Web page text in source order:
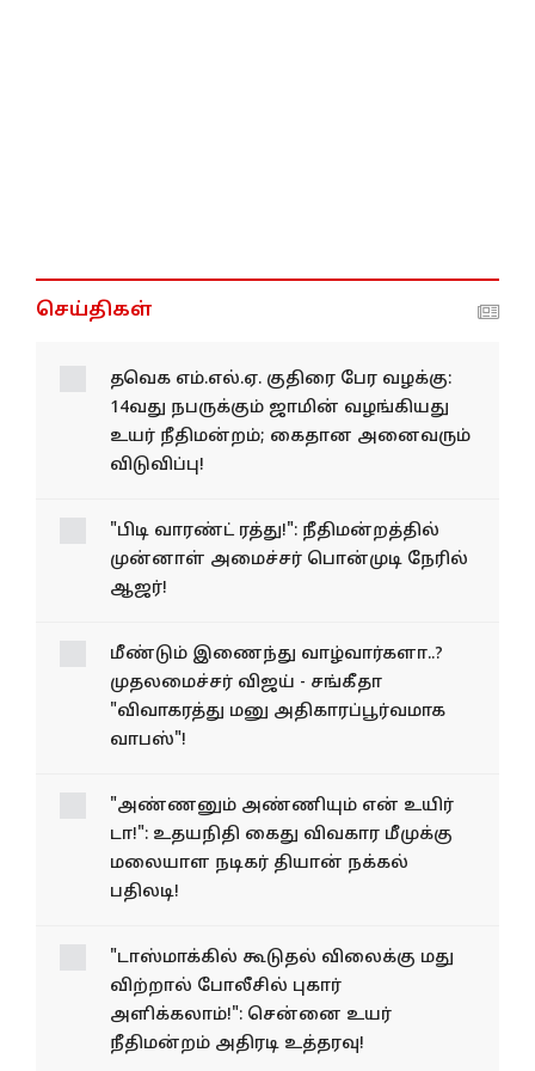
செய்திகள்
தவெக எம்.எல்.ஏ. குதிரை பேர வழக்கு:
14வது நபருக்கும் ஜாமின் வழங்கியது
உயர் நீதிமன்றம்; கைதான அனைவரும்
விடுவிப்பு!
"பிடி வாரண்ட் ரத்து!": நீதிமன்றத்தில்
முன்னாள் அமைச்சர் பொன்முடி நேரில்
ஆஜர்!
மீண்டும் இணைந்து வாழ்வார்களா..?
முதலமைச்சர் விஜய் - சங்கீதா
"விவாகரத்து மனு அதிகாரப்பூர்வமாக
வாபஸ்"!
"அண்ணனும் அண்ணியும் என் உயிர்
டா!": உதயநிதி கைது விவகார மீமுக்கு
மலையாள நடிகர் தியான் நக்கல்
பதிலடி!
"டாஸ்மாக்கில் கூடுதல் விலைக்கு மது
விற்றால் போலீசில் புகார்
அளிக்கலாம்!": சென்னை உயர்
நீதிமன்றம் அதிரடி உத்தரவு!